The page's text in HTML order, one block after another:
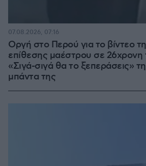
Οργή στο Περού για το βίντεο
επίθεσης μαέστρου σε 26χρονη
«Σιγά-σιγά θα το ξεπεράσεις»
μπάντα της
07.08.2026, 07:16